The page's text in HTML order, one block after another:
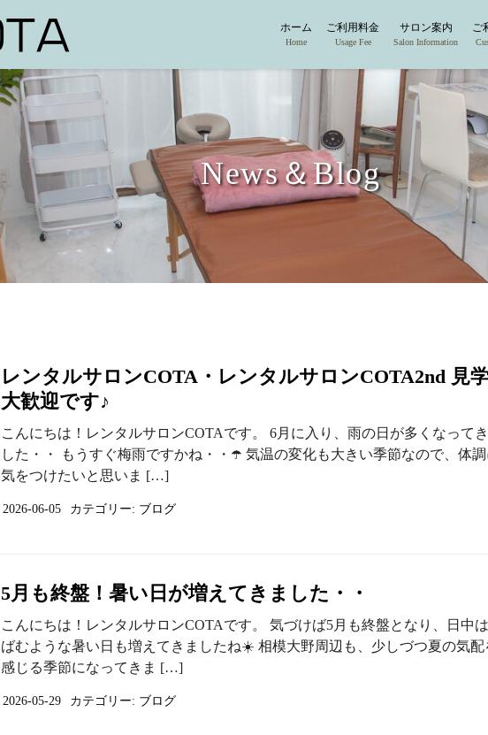
ホーム
Home
ご利用料金
Usage Fee
サロン案内
Salon Information
ご
News＆Blog
レンタルサロンCOTA・レンタルサロンCOTA2nd 見
大歓迎です♪
こんにちは！レンタルサロンCOTAです。 6月に入り、雨の日が多くなって
した・・ もうすぐ梅雨ですかね・・☂️ 気温の変化も大きい季節なので、体調
気をつけたいと思いま […]
2026-06-05 カテゴリー: ブログ
5月も終盤！暑い日が増えてきました・・
こんにちは！レンタルサロンCOTAです。 気づけば5月も終盤となり、日中
ばむような暑い日も増えてきましたね☀️ 相模大野周辺も、少しづつ夏の気配
感じる季節になってきま […]
2026-05-29 カテゴリー: ブログ